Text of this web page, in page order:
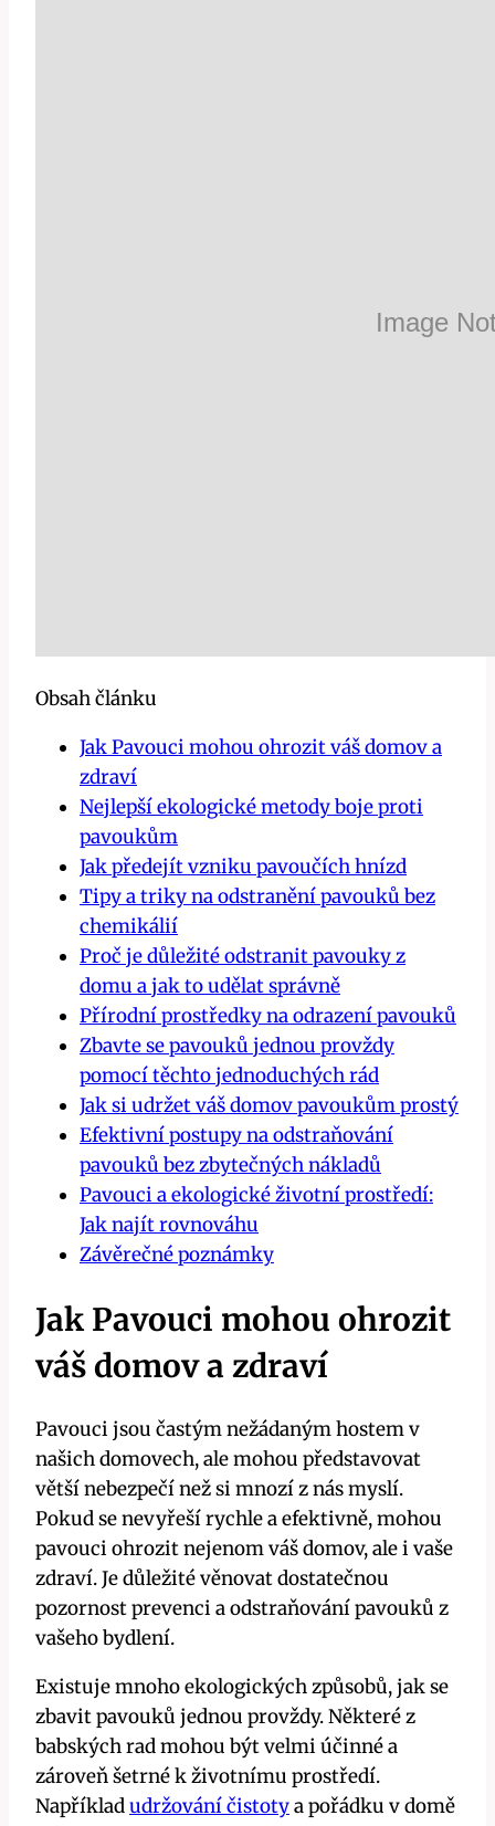
Obsah článku
Jak Pavouci mohou ‍ohrozit váš domov a
zdraví
Nejlepší ekologické metody boje‌ proti
pavoukům
Jak předejít vzniku pavoučích hnízd
Tipy a triky na odstranění pavouků ⁣bez
chemikálií
Proč je ‌důležité odstranit⁢ pavouky z
domu a jak to udělat správně
Přírodní prostředky na odrazení pavouků
Zbavte se‌ pavouků ‌jednou provždy
‍pomocí ⁣těchto jednoduchých rád
Jak si udržet váš domov pavoukům ​prostý
Efektivní⁣ postupy‌ na odstraňování
pavouků ⁤bez zbytečných nákladů
Pavouci‌ a ‌ekologické životní prostředí:
Jak najít ‍rovnováhu
Závěrečné poznámky
Jak Pavouci mohou ‍ohrozit
váš domov a zdraví
Pavouci jsou častým nežádaným hostem v
našich domovech, ​ale mohou​ představovat
větší nebezpečí než​ si mnozí z ⁣nás ⁤myslí.
⁢Pokud se ⁣nevyřeší rychle a efektivně, mohou
pavouci ohrozit nejenom ​váš domov, ale i vaše
zdraví.​ Je důležité věnovat dostatečnou
pozornost prevenci a⁣ odstraňování pavouků z
vašeho⁣ bydlení.
Existuje mnoho ekologických způsobů, jak⁢ se
zbavit‍ pavouků jednou⁣ provždy. ​Některé ​z​
babských rad mohou být velmi účinné a
zároveň šetrné⁣ k životnímu prostředí.
Napříkladudržování čistotya⁤ pořádku ‍v domě